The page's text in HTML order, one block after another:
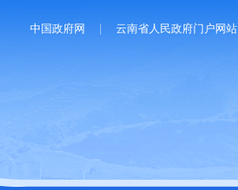
中国政府网 云南省人民政府门户网站